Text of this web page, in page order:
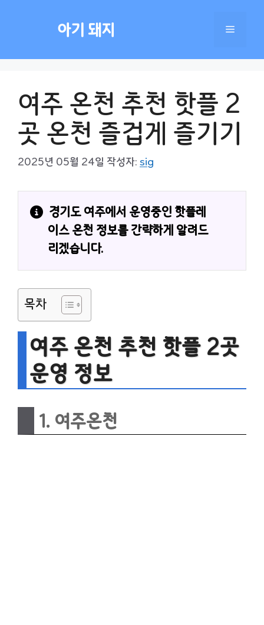
아기 돼지 메
여주 온천 추천 핫플 2
곳 온천 즐겁게 즐기기
2025년 05월 24일 작성자: sig
경기도 여주에서 운영중인 핫플레
이스 온천 정보를 간략하게 알려드
리겠습니다.
목차
여주 온천 추천 핫플 2곳
운영 정보
1. 여주온천